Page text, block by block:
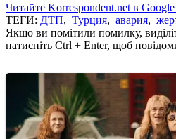
Читайте Korrespondent.net в
ТЕГИ: ДТП, Турция, авария,
Якщо ви помітили помилку,
натисніть Ctrl + Enter, щоб